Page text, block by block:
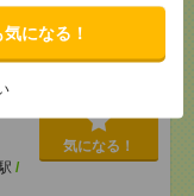
になる！
あちゃんのお
/
気になる！